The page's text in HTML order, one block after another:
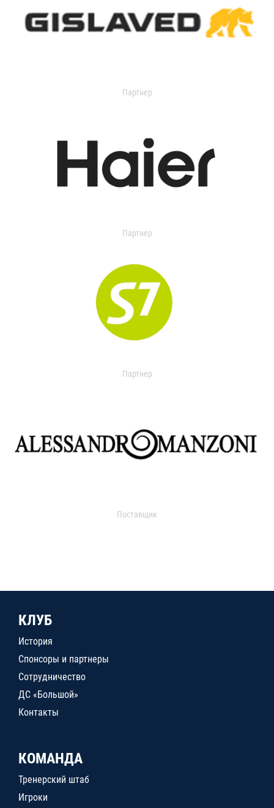
Партнер
Партнер
Партнер
Поставщик
КЛУБ
История
Спонсоры и партнеры
Сотрудничество
ДС «Большой»
Контакты
КОМАНДА
Тренерский штаб
Игроки